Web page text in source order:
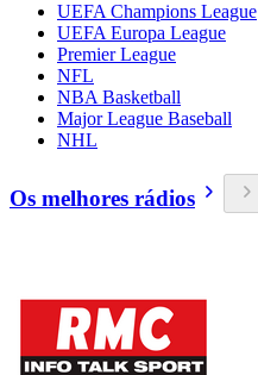
UEFA Champions League
UEFA Europa League
Premier League
NFL
NBA Basketball
Major League Baseball
NHL
Os melhores rádios